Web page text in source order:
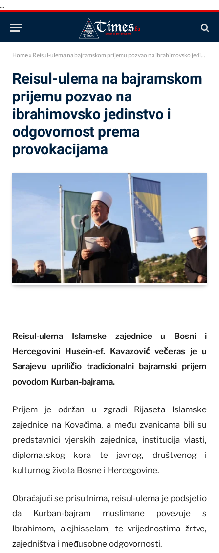
...
Home » Reisul-ulema na bajramskom prijemu pozvao na ibrahimovsko jedinstvo i odgovornost prema provokacijama
Reisul-ulema na bajramskom
prijemu pozvao na
ibrahimovsko jedinstvo i
odgovornost prema
provokacijama
Reisul-ulema Islamske zajednice u Bosni i
Hercegovini Husein-ef. Kavazović večeras je u
Sarajevu upriličio tradicionalni bajramski prijem
povodom Kurban-bajrama.
Prijem je održan u zgradi Rijaseta Islamske
zajednice na Kovačima, a među zvanicama bili su
predstavnici vjerskih zajednica, institucija vlasti,
diplomatskog kora te javnog, društvenog i
kulturnog života Bosne i Hercegovine.
Obraćajući se prisutnima, reisul-ulema je podsjetio
da Kurban-bajram muslimane povezuje s
Ibrahimom, alejhisselam, te vrijednostima žrtve,
zajedništva i međusobne odgovornosti.